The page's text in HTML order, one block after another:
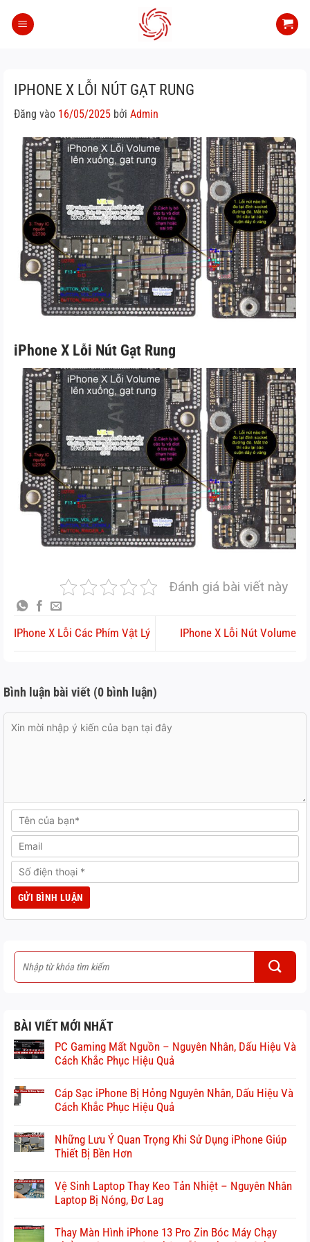
qua
IPHONE X LỖI NÚT GẠT RUNG
Đăng vào 16/05/2025 bởi Admin
iPhone X Lỗi Nút Gạt Rung
Đánh giá bài viết này
IPhone X Lỗi Các Phím Vật Lý IPhone X Lỗi Nút Volume
Bình luận bài viết (0 bình luận)
BÀI VIẾT MỚI NHẤT
PC Gaming Mất Nguồn – Nguyên Nhân, Dấu Hiệu Và
Cách Khắc Phục Hiệu Quả
Cáp Sạc iPhone Bị Hỏng Nguyên Nhân, Dấu Hiệu Và
Cách Khắc Phục Hiệu Quả
Những Lưu Ý Quan Trọng Khi Sử Dụng iPhone Giúp
Thiết Bị Bền Hơn
Vệ Sinh Laptop Thay Keo Tản Nhiệt – Nguyên Nhân
Laptop Bị Nóng, Đơ Lag
Thay Màn Hình iPhone 13 Pro Zin Bóc Máy Chạy